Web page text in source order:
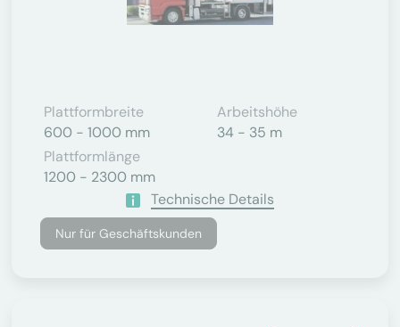
Plattformbreite
600 - 1000 mm
Arbeitshöhe
34 - 35 m
Plattformlänge
1200 - 2300 mm
Technische Details
Nur für Geschäftskunden